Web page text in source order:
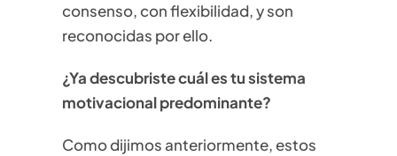
consenso, con flexibilidad, y son
reconocidas por ello.
¿Ya descubriste cuál es tu sistema
motivacional predominante?
Como dijimos anteriormente, estos